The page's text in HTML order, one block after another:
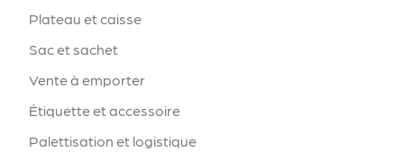
Plateau et caisse
Sac et sachet
Vente à emporter
Étiquette et accessoire
Palettisation et logistique